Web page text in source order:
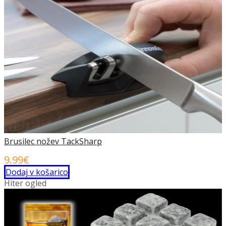
24.99€.
Brusilec nožev TackSharp
9.99€
Dodaj v košarico
Hiter ogled